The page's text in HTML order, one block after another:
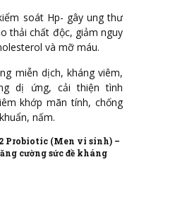
soát Hp- gây ung thư
thải chất độc, giảm nguy
và mỡ máu.
miễn dịch, kháng viêm,
dị ứng, cải thiện tình
khớp mãn tính, chống
nấm.
Probiotic (Men vi sinh) –
cường sức đề kháng